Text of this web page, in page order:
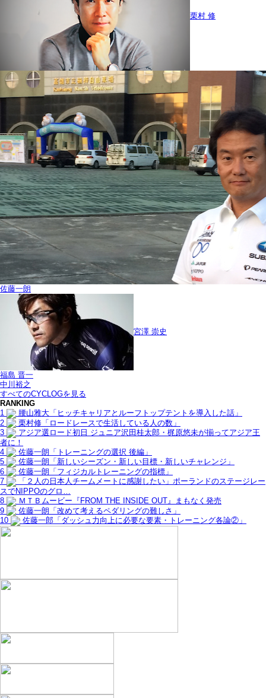
栗村 修
佐藤一朗
宮澤 崇史
福島 晋一
中川裕之
すべてのCYCLOGを見る
RANKING
1
腰山雅大「ヒッチキャリアとルーフトップテントを導入した話」
2
栗村修「ロードレースで生活している人の数」
3
アジア選ロード初日 ジュニア沢田桂太郎・梶原悠未が揃ってアジア王
者に！
4
佐藤一朗「トレーニングの選択 後編」
5
佐藤一朗「新しいシーズン・新しい目標・新しいチャレンジ」
6
佐藤一朗「フィジカルトレーニングの指標」
7
「２人の日本人チームメートに感謝したい」ポーランドのステージレー
スでNIPPOのグロ…
8
ＭＴＢムービー『FROM THE INSIDE OUT』まもなく発売
9
佐藤一朗「改めて考えるペダリングの難しさ」
10
佐藤一郎「ダッシュ力向上に必要な要素・トレーニング各論②」